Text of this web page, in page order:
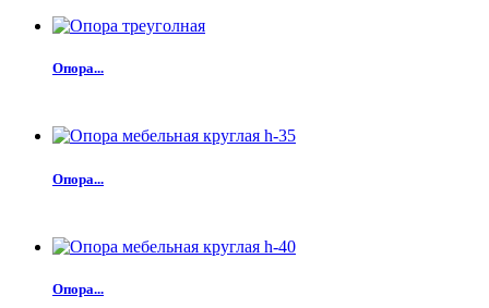
Опора...
Опора...
Опора...